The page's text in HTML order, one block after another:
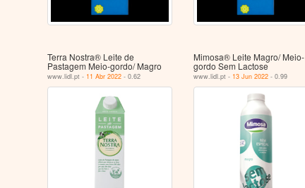
Terra Nostra® Leite de
Pastagem Meio-gordo/ Magro
www.lidl.pt - 11 Abr 2022 - 0.62
Mimosa® Leite Magro/ Meio-
gordo Sem Lactose
www.lidl.pt - 13 Jun 2022- 0.99